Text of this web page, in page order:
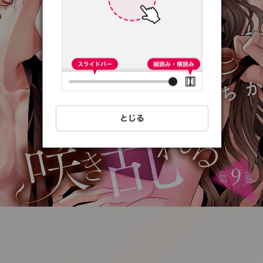
:692.15.692.15:t-
vnqp.lunrzsdszk.vn.oi